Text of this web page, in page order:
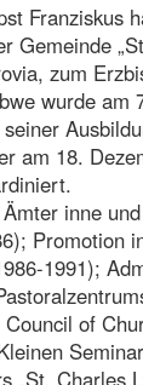
Franziskus
Gemeinde
zum
wurde
am 18.
inne
Promotion
1991);
of
„St. Charles